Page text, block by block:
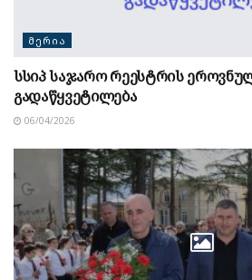
ᲛᲔᲠᲘᲐ
სსიპ საჯარო რეესტრის
გადაწყვეტილება
06/04/2026